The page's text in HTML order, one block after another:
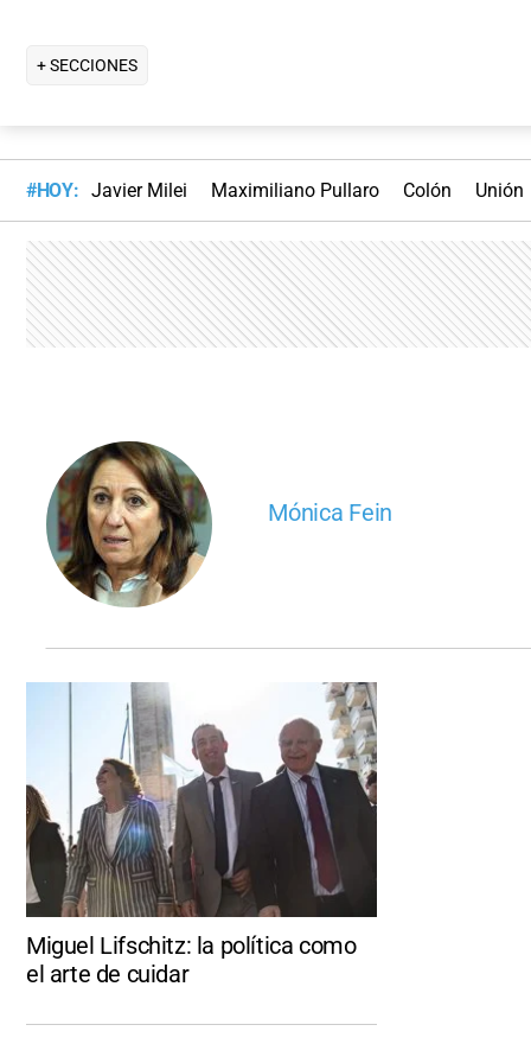
+ SECCIONES
#HOY: Javier Milei Maximiliano Pullaro Colón Unión
Mónica Fein
Miguel Lifschitz: la política como
el arte de cuidar